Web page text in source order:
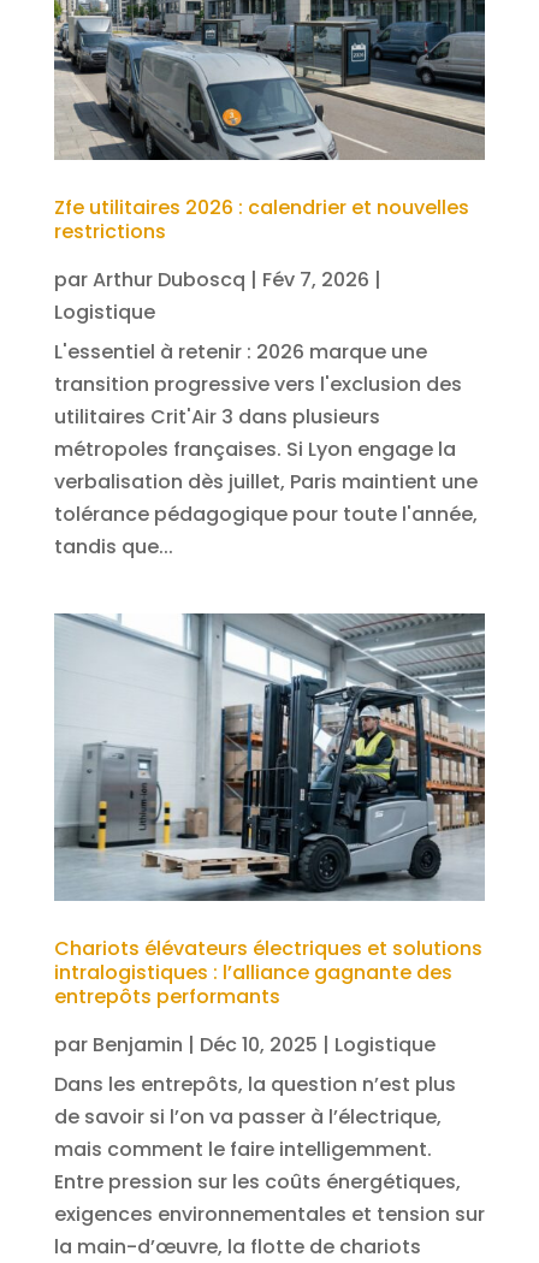
Zfe utilitaires 2026 : calendrier et nouvelles
restrictions
parArthur Duboscq | Fév 7, 2026 |
Logistique
L'essentiel à retenir : 2026 marque une
transition progressive vers l'exclusion des
utilitaires Crit'Air 3 dans plusieurs
métropoles françaises. Si Lyon engage la
verbalisation dès juillet, Paris maintient une
tolérance pédagogique pour toute l'année,
tandis que...
Chariots élévateurs électriques et solutions
intralogistiques : l’alliance gagnante des
entrepôts performants
par Benjamin | Déc 10, 2025 | Logistique
Dans les entrepôts, la question n’est plus
de savoir si l’on va passer à l’électrique,
mais comment le faire intelligemment.
Entre pression sur les coûts énergétiques,
exigences environnementales et tension sur
la main-d’œuvre, la flotte de chariots